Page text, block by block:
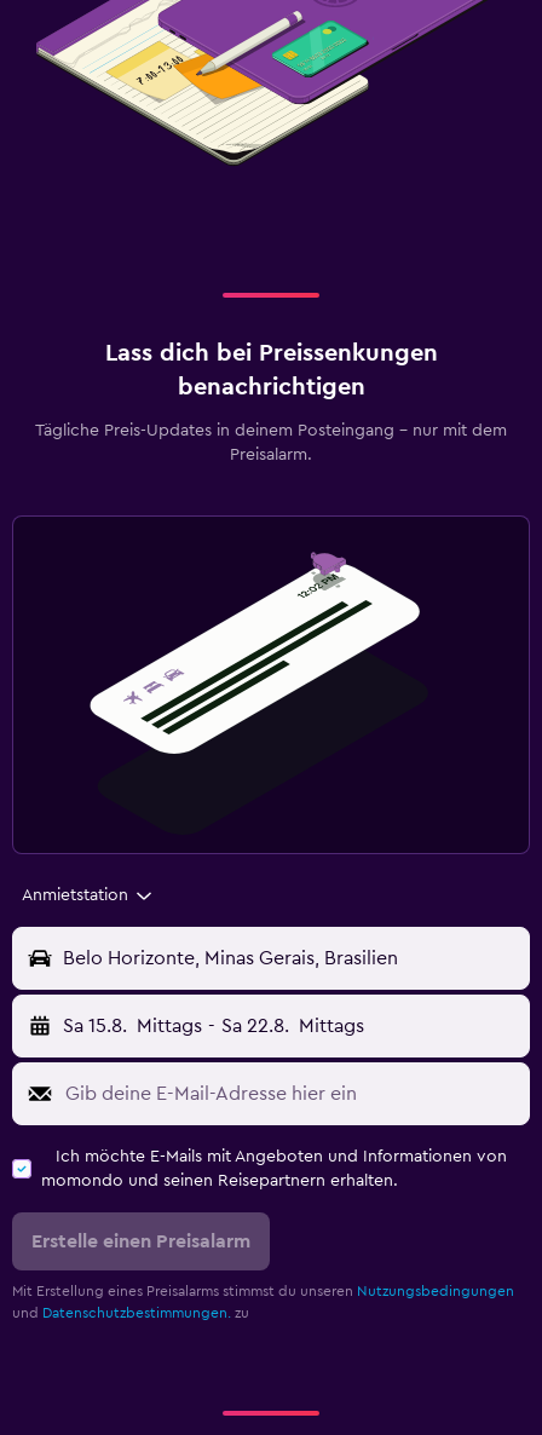
Lass dich bei Preissenkungen
benachrichtigen
Tägliche Preis-Updates in deinem Posteingang – nur mit dem
Preisalarm.
Anmietstation
Belo Horizonte, Minas Gerais, Brasilien
Sa 15.8. Mittags - Sa 22.8. Mittags
Ich möchte E-Mails mit Angeboten und Informationen von
momondo und seinen Reisepartnern erhalten.
Erstelle einen Preisalarm
Mit Erstellung eines Preisalarms stimmst du unseren Nutzungsbedingungen
und Datenschutzbestimmungen. zu